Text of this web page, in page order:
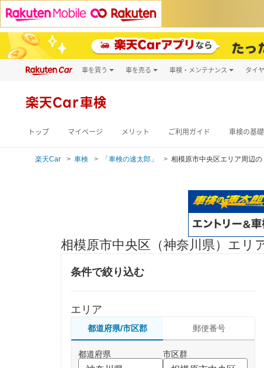
車を買う
新車
車を売る 車検・メンテナンス タイ
楽天Car車検
トップ マイページ メリット ご利用ガイド 車検の基
楽天Car 車検 「車検の速太郎」 相模原市中央区エリア周辺
相模原市中央区（神奈川県）エリ
条件で絞り込む
エリア
都道府県/市区郡 郵便番号
都道府県 市区群